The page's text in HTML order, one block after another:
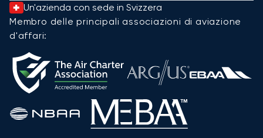
Un'azienda con sede in Svizzera
Membro delle principali associazioni di aviazione
d'affari: